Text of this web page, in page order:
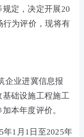
定，决定开展20
行为评价，现将有
企业进冀信息报
础设施工程施工
本年度评价。
年1月1日至2025年